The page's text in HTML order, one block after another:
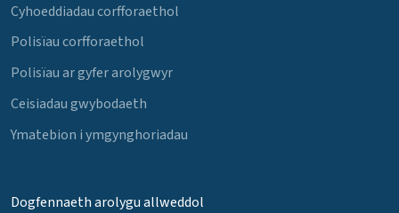
Cyhoeddiadau corfforaethol
Polisïau corfforaethol
Polisïau ar gyfer arolygwyr
Ceisiadau gwybodaeth
Ymatebion i ymgynghoriadau
Dogfennaeth arolygu allweddol